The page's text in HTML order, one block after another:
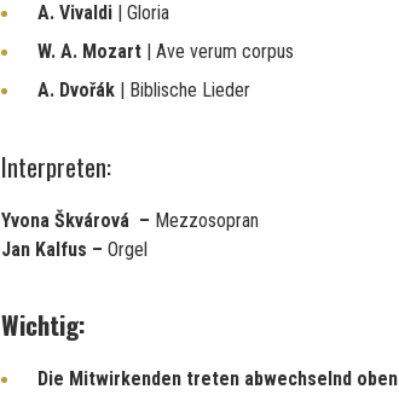
A. Vivaldi
| Gloria
W. A. Mozart
| Ave verum corpus
A. Dvořák
| Biblische Lieder
Interpreten:
Yvona Škvárová – Mezzosopran
Jan Kalfus – Orgel
Wichtig:
Die Mitwirkenden treten abwechselnd